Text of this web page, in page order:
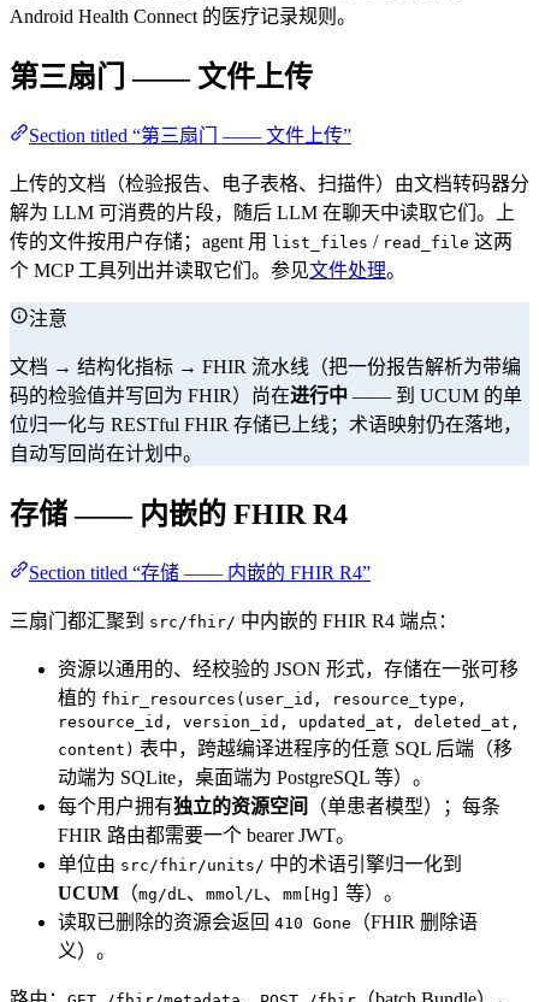
Android Health Connect 的医疗记录规则。
第三扇门 —— 文件上传
Section titled “第三扇门 —— 文件上传”
上传的文档（检验报告、电子表格、扫描件）由文档转码器分
解为 LLM 可消费的片段，随后 LLM 在聊天中读取它们。上
传的文件按用户存储；agent 用 list_files / read_file 这两
个 MCP 工具列出并读取它们。参见文件处理。
注意
文档 → 结构化指标 → FHIR 流水线（把一份报告解析为带编
码的检验值并写回为 FHIR）尚在进行中 —— 到 UCUM 的单
位归一化与 RESTful FHIR 存储已上线；术语映射仍在落地，
自动写回尚在计划中。
存储 —— 内嵌的 FHIR R4
Section titled “存储 —— 内嵌的 FHIR R4”
三扇门都汇聚到 src/fhir/ 中内嵌的 FHIR R4 端点：
资源以通用的、经校验的 JSON 形式，存储在一张可移
植的 fhir_resources(user_id, resource_type,
resource_id, version_id, updated_at, deleted_at,
content) 表中，跨越编译进程序的任意 SQL 后端（移
动端为 SQLite，桌面端为 PostgreSQL 等）。
每个用户拥有独立的资源空间
（单患者模型）；每条
FHIR 路由都需要一个 bearer JWT。
单位由 src/fhir/units/ 中的术语引擎归一化到
UCUM （mg/dL 、 mmol/L 、 mm[Hg]
等）。
读取已删除的资源会返回 410 Gone
（FHIR 删除语
义）。